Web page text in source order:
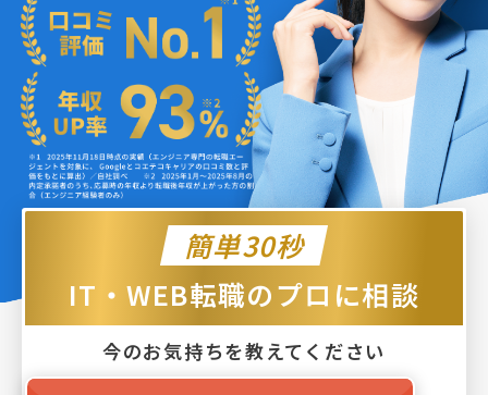
簡単30秒
IT・WEB転職のプロに相談
今のお気持ちを教えてください